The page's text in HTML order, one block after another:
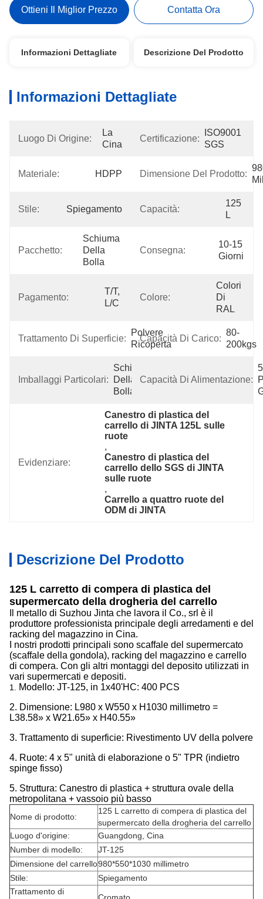
Ottieni Il Miglior Prezzo Contatta Ora
Informazioni Dettagliate Descrizione Del Prodotto
Informazioni Dettagliate
Luogo Di Origine:
La
Cina
Certificazione:
ISO9001
SGS
Materiale: HDPP Dimensione Del Prodotto:
Stile: Spiegamento Capacità:
125
L
Pacchetto:
Schiuma
Della
Bolla
Consegna:
10-15
Giorni
Pagamento:
T/T,
L/C
Colore:
Colori
Di
RAL
Trattamento Di Superficie:
Polvere
Ricoperta
Capacità Di Carico:
80-
200kgs
Imballaggi Particolari:
Schiuma
Della
Bolla
Capacità Di Alimentazione:
Evidenziare:
Canestro di plastica del
carrello di JINTA 125L sulle
ruote
,
Canestro di plastica del
carrello dello SGS di JINTA
sulle ruote
,
Carrello a quattro ruote del
ODM di JINTA
Descrizione Del Prodotto
125 L carretto di compera di plastica del
supermercato della drogheria del carrello
Il metallo di Suzhou Jinta che lavora il Co., srl è il
produttore professionista principale degli arredamenti e del
racking del magazzino in Cina.
I nostri prodotti principali sono scaffale del supermercato
(scaffale della gondola), racking del magazzino e carrello
di compera. Con gli altri montaggi del deposito utilizzati in
vari supermercati e depositi.
1.
Modello: JT-125, in 1x40'HC: 400 PCS
2. Dimensione: L980 x W550 x H1030 millimetro =
L38.58» x W21.65» x H40.55»
3. Trattamento di superficie: Rivestimento UV della polvere
4. Ruote: 4 x 5" unità di elaborazione o 5" TPR (indietro
spinge fisso)
5. Struttura: Canestro di plastica + struttura ovale della
metropolitana + vassoio più basso
Nome di prodotto:
125 L carretto di compera di plastica del
supermercato della drogheria del carrello
Luogo d'origine:
Guangdong, Cina
Number di modello:
JT-125
Dimensione del carrello980*550*1030 millimetro
Stile:
Spiegamento
Trattamento di